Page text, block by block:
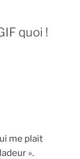
quoi !
me plait
».